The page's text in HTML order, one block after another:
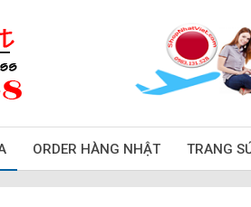
ORDER HÀNG NHẬT TRANG